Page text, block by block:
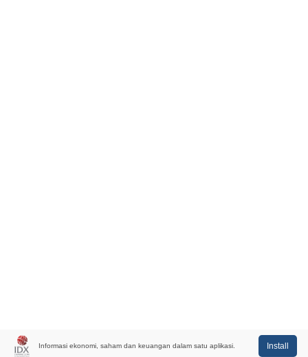
Informasi ekonomi, saham dan keuangan dalam satu aplikasi. Install